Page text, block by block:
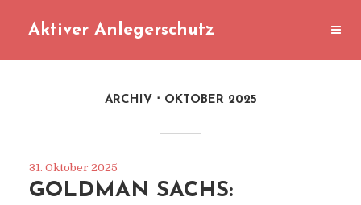
Aktiver Anlegerschutz
ARCHIV OKTOBER 2025
31. Oktober 2025
GOLDMAN SACHS: